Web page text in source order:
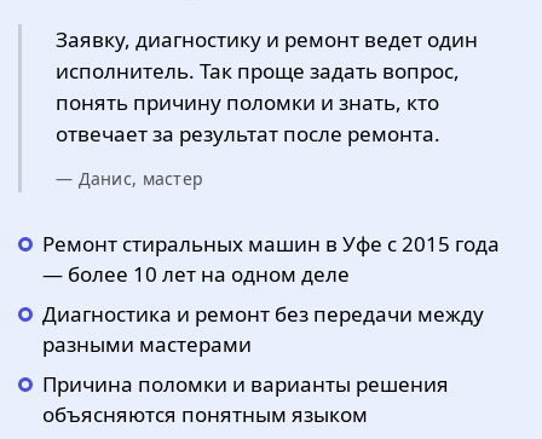
Заявку, диагностику и ремонт ведет один
исполнитель. Так проще задать вопрос,
понять причину поломки и знать, кто
отвечает за результат после ремонта.
— Данис, мастер
Ремонт стиральных машин в Уфе с 2015 года
— более 10 лет на одном деле
Диагностика и ремонт без передачи между
разными мастерами
Причина поломки и варианты решения
объясняются понятным языком